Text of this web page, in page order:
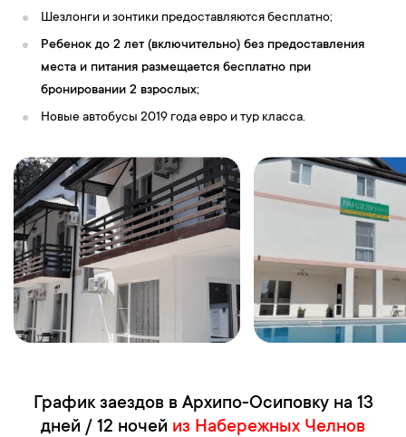
Шезлонги и зонтики предоставляются бесплатно;
Ребенок до 2 лет (включительно) без предоставления
места и питания размещается бесплатно при
бронировании 2 взрослых;
Новые автобусы 2019 года евро и тур класса.
График заездов в Архипо-Осиповку на 13
дней / 12 ночей из Набережных Челнов